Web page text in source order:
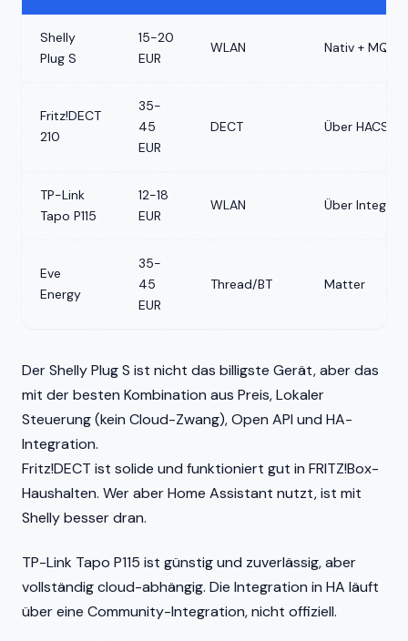
Shelly
Plug S
15-20
EUR
WLAN Nativ + MQTT
Fritz!DECT
210
35-
45
EUR
DECT Über HACS
TP-Link
Tapo P115
12-18
EUR
WLAN Über
Eve
Energy
35-
45
EUR
Thread/BT Matter
Der Shelly Plug S ist nicht das billigste Gerät, aber das
mit der besten Kombination aus Preis, Lokaler
Steuerung (kein Cloud-Zwang), Open API und HA-
Integration.
Fritz!DECT ist solide und funktioniert gut in FRITZ!Box-
Haushalten. Wer aber Home Assistant nutzt, ist mit
Shelly besser dran.
TP-Link Tapo P115 ist günstig und zuverlässig, aber
vollständig cloud-abhängig. Die Integration in HA läuft
über eine Community-Integration, nicht offiziell.